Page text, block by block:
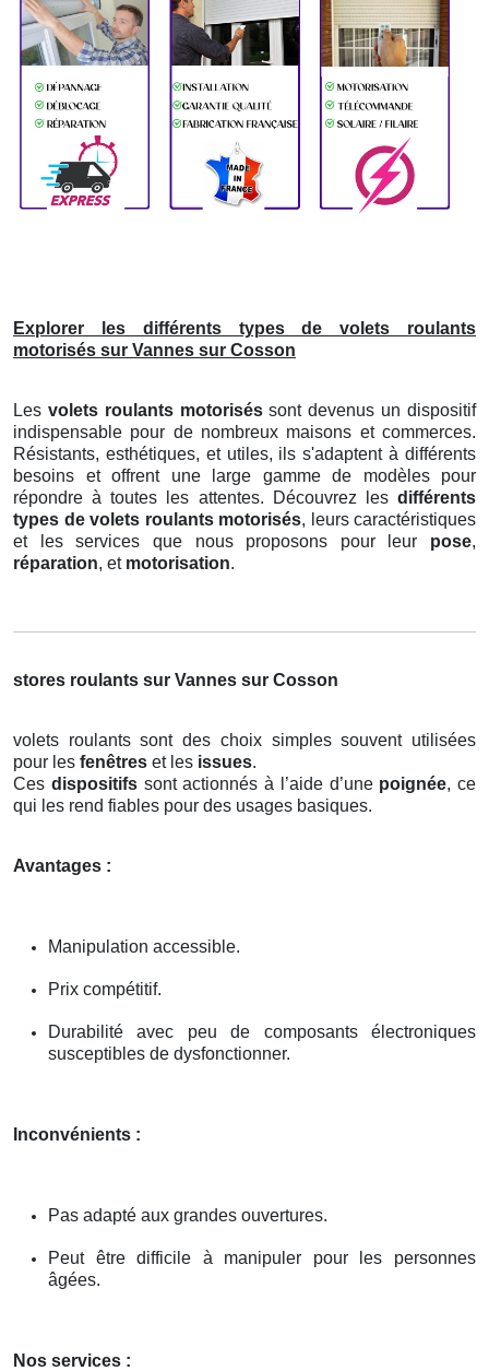
Explorer les différents types de volets roulants
motorisés sur Vannes sur Cosson
Les volets roulants motoriséssont devenus un dispositif
indispensable pour de nombreux maisons et commerces.
Résistants, esthétiques, et utiles, ils s'adaptent à différents
besoins et offrent une large gamme de modèles pour
répondre à toutes les attentes. Découvrez les différents
types de volets roulants motorisés, leurs caractéristiques
et les services que nous proposons pour leur pose,
réparation, et motorisation.
stores roulants sur Vannes sur Cosson
volets roulants sont des choix simples souvent utilisées
pour les fenêtres et les issues.
Ces dispositifssont actionnés à l’aide d’une poignée, ce
qui les rend fiables pour des usages basiques.
Avantages :
Manipulation accessible.
Prix compétitif.
Durabilité avec peu de composants électroniques
susceptibles de dysfonctionner.
Inconvénients :
Pas adapté aux grandes ouvertures.
Peut être difficile à manipuler pour les personnes
âgées.
Nos services :